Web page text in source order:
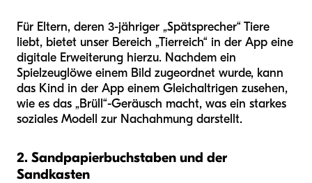
Für Eltern, deren 3-jähriger „Spätsprecher“ Tiere
liebt, bietet unser Bereich „Tierreich“ in der App eine
digitale Erweiterung hierzu. Nachdem ein
Spielzeuglöwe einem Bild zugeordnet wurde, kann
das Kind in der App einem Gleichaltrigen zusehen,
wie es das „Brüll“-Geräusch macht, was ein starkes
soziales Modell zur Nachahmung darstellt.
2. Sandpapierbuchstaben und der
Sandkasten